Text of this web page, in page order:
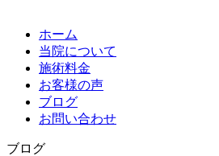
ホーム
当院について
施術料金
お客様の声
ブログ
お問い合わせ
ブログ